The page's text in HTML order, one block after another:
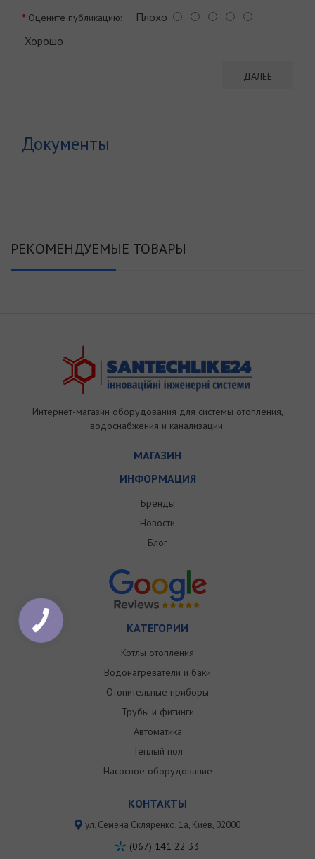
Оцените публикацию: Плохо
Хорошо
ДАЛЕЕ
Документы
РЕКОМЕНДУЕМЫЕ ТОВАРЫ
Интернет-магазин оборудования для системы отопления,
водоснабжения и канализации.
МАГАЗИН
ИНФОРМАЦИЯ
Бренды
Новости
Блог
КАТЕГОРИИ
Котлы отопления
Водонагреватели и баки
Отопительные приборы
Трубы и фитинги
Автоматика
Теплый пол
Насосное оборудование
КОНТАКТЫ
ул. Семена Скляренко, 1a, Киев, 02000
(067) 141 22 33